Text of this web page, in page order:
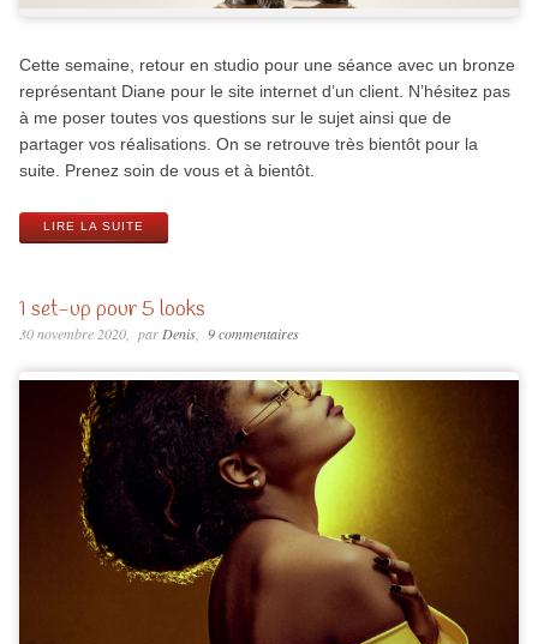
Cette semaine, retour en studio pour une séance avec un bronze
représentant Diane pour le site internet d’un client. N’hésitez pas
à me poser toutes vos questions sur le sujet ainsi que de
partager vos réalisations. On se retrouve très bientôt pour la
suite. Prenez soin de vous et à bientôt.
LIRE LA SUITE
1 set-up pour 5 looks
30 novembre 2020 par Denis 9 commentaires